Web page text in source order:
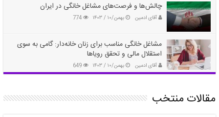
چالش‌ها و فرصت‌های مشاغل خانگی در ایران
آقای ادمین بهمن/۱۰ / ۱۴۰۳ 774
مشاغل خانگی مناسب برای زنان خانه‌دار: گامی به سوی
استقلال مالی و تحقق رویاها
آقای ادمین بهمن/۱۰ / ۱۴۰۳ 649
مقالات منتخب